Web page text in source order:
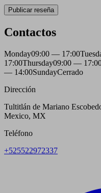
Publicar reseña
Contactos
Monday09:00 — 17:00
17:00Thursday09:00 —
— 14:00SundayCerrado
Dirección
Tultitlán de Mariano
Mexico, MX
Teléfono
+525522972337